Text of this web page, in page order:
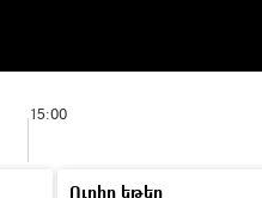
15:00
Ուղիղ եթեր